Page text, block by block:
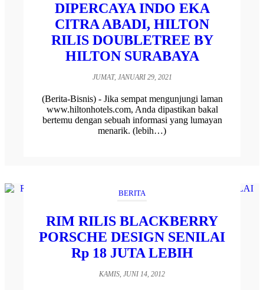
DIPERCAYA INDO EKA
CITRA ABADI, HILTON
RILIS DOUBLETREE BY
HILTON SURABAYA
JUMAT, JANUARI 29, 2021
(Berita-Bisnis) - Jika sempat mengunjungi laman
www.hiltonhotels.com, Anda dipastikan bakal
bertemu dengan sebuah informasi yang lumayan
menarik. (lebih…)
BERITA
RIM RILIS BLACKBERRY
PORSCHE DESIGN SENILAI
Rp 18 JUTA LEBIH
KAMIS, JUNI 14, 2012